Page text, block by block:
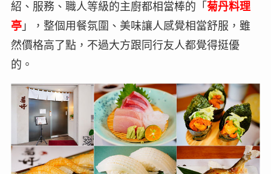
紹、服務、職人等級的主廚都相當棒的「 菊丹料理
亭」，整個用餐氛圍、美味讓人感覺相當舒服，雖
然價格高了點，不過大方跟同行友人都覺得挺優
的。